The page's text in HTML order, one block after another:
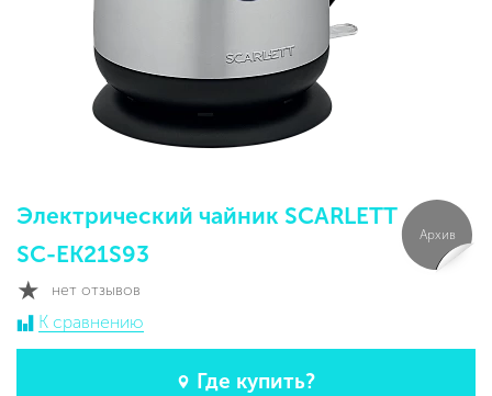
Электрический чайник SCARLETT
SC-EK21S93
нет отзывов
К сравнению
Где купить?
Архив